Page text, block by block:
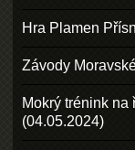
Hra Plamen
Závody
Mokrý trénink na
(04.05.2024)